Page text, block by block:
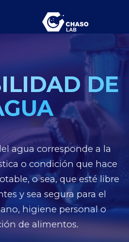
DE
agua corresponde a la
o condición que hace
o sea, que esté libre
y sea segura para el
higiene personal o
de alimentos.